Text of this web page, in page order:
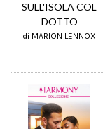
SULL'ISOLA COL
DOTTO
di MARION LENNOX